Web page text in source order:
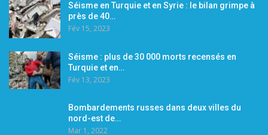
Séisme en Turquie et en Syrie : le bilan grimpe à
près de 40…
Fév 15, 2023
Séisme : plus de 30 000 morts recensés en
Turquie et en…
Fév 13, 2023
Bombardements russes dans deux villes du
nord-est de…
Mar 1, 2022